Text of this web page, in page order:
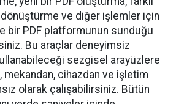
ve diğer işlemler için
bir PDF platformunun sunduğu
Bu araçlar deneyimsiz
sezgisel arayüzlere
mekandan, cihazdan ve işletim
olarak çalışabilirsiniz. Bütün